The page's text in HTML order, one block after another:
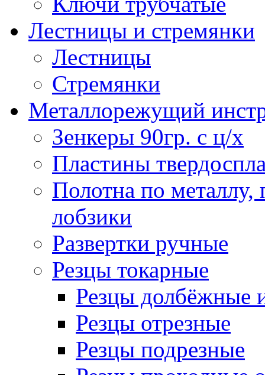
Лестницы и стремянки
Лестницы
Стремянки
Металлорежущий
Зенкеры 90гр. с ц/х
Пластины
Полотна по
лобзики
Развертки ручные
Резцы токарные
Резцы долбёжные
Резцы отрезные
Резцы подрезные